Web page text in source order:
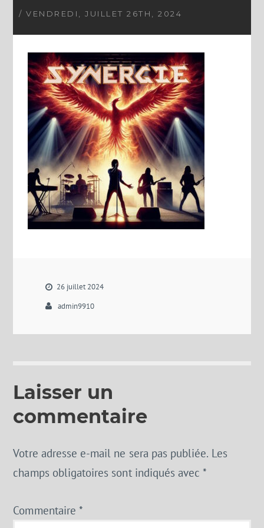
/ VENDREDI, JUILLET 26TH, 2024
26 juillet 2024
admin9910
Laisser un
commentaire
Votre adresse e-mail ne sera pas publiée. Les
champs obligatoires sont indiqués avec*
Commentaire *